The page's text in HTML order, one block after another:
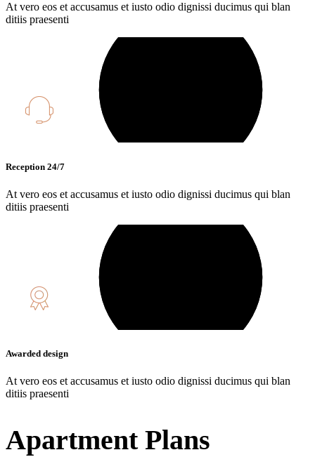
At vero eos et accusamus et iusto odio dignissi ducimus qui blan
ditiis praesenti
Reception 24/7
At vero eos et accusamus et iusto odio dignissi ducimus qui blan
ditiis praesenti
Awarded design
At vero eos et accusamus et iusto odio dignissi ducimus qui blan
ditiis praesenti
Apartment Plans